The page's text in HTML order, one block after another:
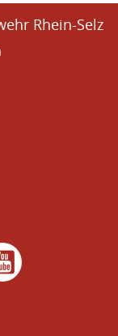
Rhein-Selz